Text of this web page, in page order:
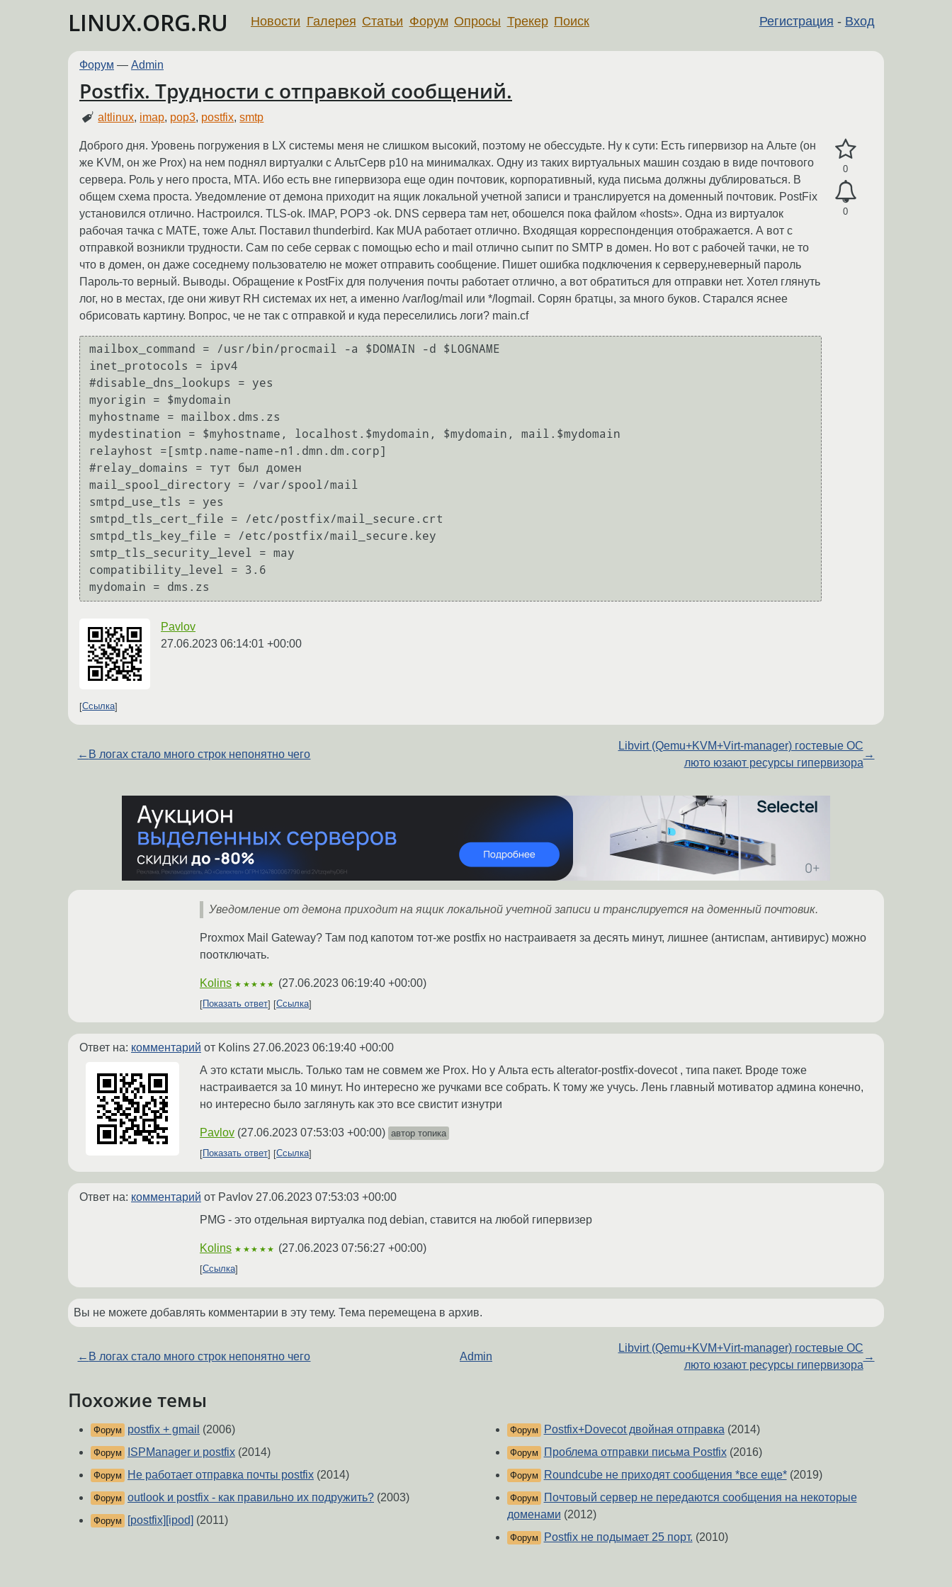
LINUX.ORG.RU Регистрация - Вход
Новости Галерея Статьи Форум Опросы Трекер Поиск
Форум — Admin
Postfix. Трудности с отправкой сообщений.
altlinux, imap, pop3, postfix,smtp
0
0
Доброго дня. Уровень погружения в LX системы меня не слишком высокий, поэтому не обессудьте. Ну к сути: Есть гипервизор на Альте (он
же KVM, он же Prox) на нем поднял виртуалки с АльтСерв p10 на минималках. Одну из таких виртуальных машин создаю в виде почтового
сервера. Роль у него проста, MTA. Ибо есть вне гипервизора еще один почтовик, корпоративный, куда письма должны дублироваться. В
общем схема проста. Уведомление от демона приходит на ящик локальной учетной записи и транслируется на доменный почтовик. PostFix
установился отлично. Настроился. TLS-ok. IMAP, POP3 -ok. DNS сервера там нет, обошелся пока файлом «hosts». Одна из виртуалок
рабочая тачка с MATE, тоже Альт. Поставил thunderbird. Как MUA работает отлично. Входящая корреспонденция отображается. А вот с
отправкой возникли трудности. Сам по себе сервак с помощью echo и mail отлично сыпит по SMTP в домен. Но вот с рабочей тачки, не то
что в домен, он даже соседнему пользователю не может отправить сообщение. Пишет ошибка подключения к серверу,неверный пароль
Пароль-то верный. Выводы. Обращение к PostFix для получения почты работает отлично, а вот обратиться для отправки нет. Хотел глянуть
лог, но в местах, где они живут RH системах их нет, а именно /var/log/mail или */logmail. Сорян братцы, за много буков. Старался яснее
обрисовать картину. Вопрос, че не так с отправкой и куда переселились логи? main.cf
mailbox_command = /usr/bin/procmail -a $DOMAIN -d $LOGNAME
inet_protocols = ipv4
#disable_dns_lookups = yes
myorigin = $mydomain
myhostname = mailbox.dms.zs
mydestination = $myhostname, localhost.$mydomain, $mydomain, mail.$mydomain
relayhost =[smtp.name-name-n1.dmn.dm.corp]
#relay_domains = тут был домен
mail_spool_directory = /var/spool/mail
smtpd_use_tls = yes
smtpd_tls_cert_file = /etc/postfix/mail_secure.crt
smtpd_tls_key_file = /etc/postfix/mail_secure.key
smtp_tls_security_level = may
compatibility_level = 3.6
Pavlov
27.06.2023 06:14:01 +00:00
Ссылка
← В логах стало много строк непонятно чего
Libvirt (Qemu+KVM+Virt-manager) гостевые ОС
люто юзают ресурсы гипервизора
→
Уведомление от демона приходит на ящик локальной учетной записи и транслируется на доменный почтовик.
Proxmox Mail Gateway? Там под капотом тот-же postfix но настраиваетя за десять минут, лишнее (антиспам, антивирус) можно
поотключать.
Kolins ★★★★★ (27.06.2023 06:19:40 +00:00)
Показать ответ Ссылка
Ответ на: комментарий от Kolins 27.06.2023 06:19:40 +00:00
А это кстати мысль. Только там не совмем же Prox. Но у Альта есть alterator-postfix-dovecot , типа пакет. Вроде тоже
настраивается за 10 минут. Но интересно же ручками все собрать. К тому же учусь. Лень главный мотиватор админа конечно,
но интересно было заглянуть как это все свистит изнутри
Pavlov (27.06.2023 07:53:03 +00:00) автор топика
Показать ответ
Ссылка
Ответ на: комментарий от Pavlov 27.06.2023 07:53:03 +00:00
PMG - это отдельная виртуалка под debian, ставится на любой гипервизер
Kolins ★★★★★ (27.06.2023 07:56:27 +00:00)
Ссылка
Вы не можете добавлять комментарии в эту тему. Тема перемещена в архив.
← В логах стало много строк непонятно чего Admin
Libvirt (Qemu+KVM+Virt-manager) гостевые ОС
люто юзают ресурсы гипервизора
→
Похожие темы
Форум postfix + gmail (2006)
Форум ISPManager и postfix (2014)
Форум Не работает отправка почты postfix (2014)
Форум outlook и postfix - как правильно их подружить? (2003)
Форум [postfix][ipod] (2011)
Форум Postfix+Dovecot двойная отправка(2014)
Форум Проблема отправки письма Postfix(2016)
Форум Roundcube не приходят сообщения *все еще*(2019)
Форум
Почтовый сервер не передаются сообщения на некоторые
доменами (2012)
Форум Postfix не подымает 25 порт. (2010)